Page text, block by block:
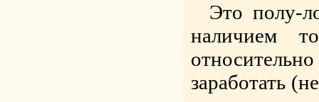
Это полу-
наличием
заработать